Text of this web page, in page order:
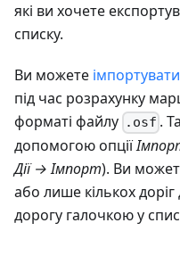
які ви хочете
списку.
Ви можете імпортувати
під час розрахунку
форматі файлу .osf .
допомогою опції
Дії → Імпорт). Ви
або лише кількох
дорогу галочкою у